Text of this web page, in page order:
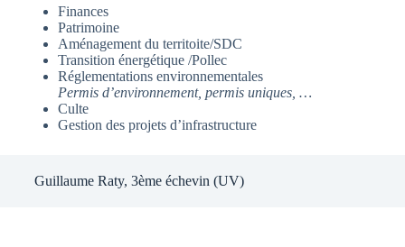
Finances
Patrimoine
Aménagement du territoite/SDC
Transition énergétique /Pollec
Réglementations environnementales
Permis d’environnement, permis uniques, …
Culte
Gestion des projets d’infrastructure
Guillaume Raty, 3ème échevin (UV)